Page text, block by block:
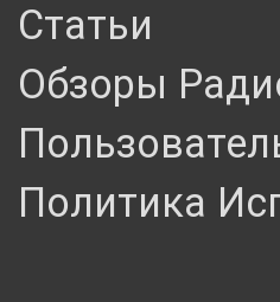
Статьи
Обзоры
Политика